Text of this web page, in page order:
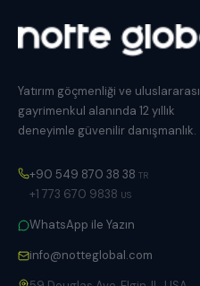
Yatırım göçmenliği ve uluslararası
gayrimenkul alanında 12 yıllık
deneyimle güvenilir danışmanlık.
+90 549 870 38 38 TR
+1 773 670 9838 US
WhatsApp ile Yazın
info@notteglobal.com